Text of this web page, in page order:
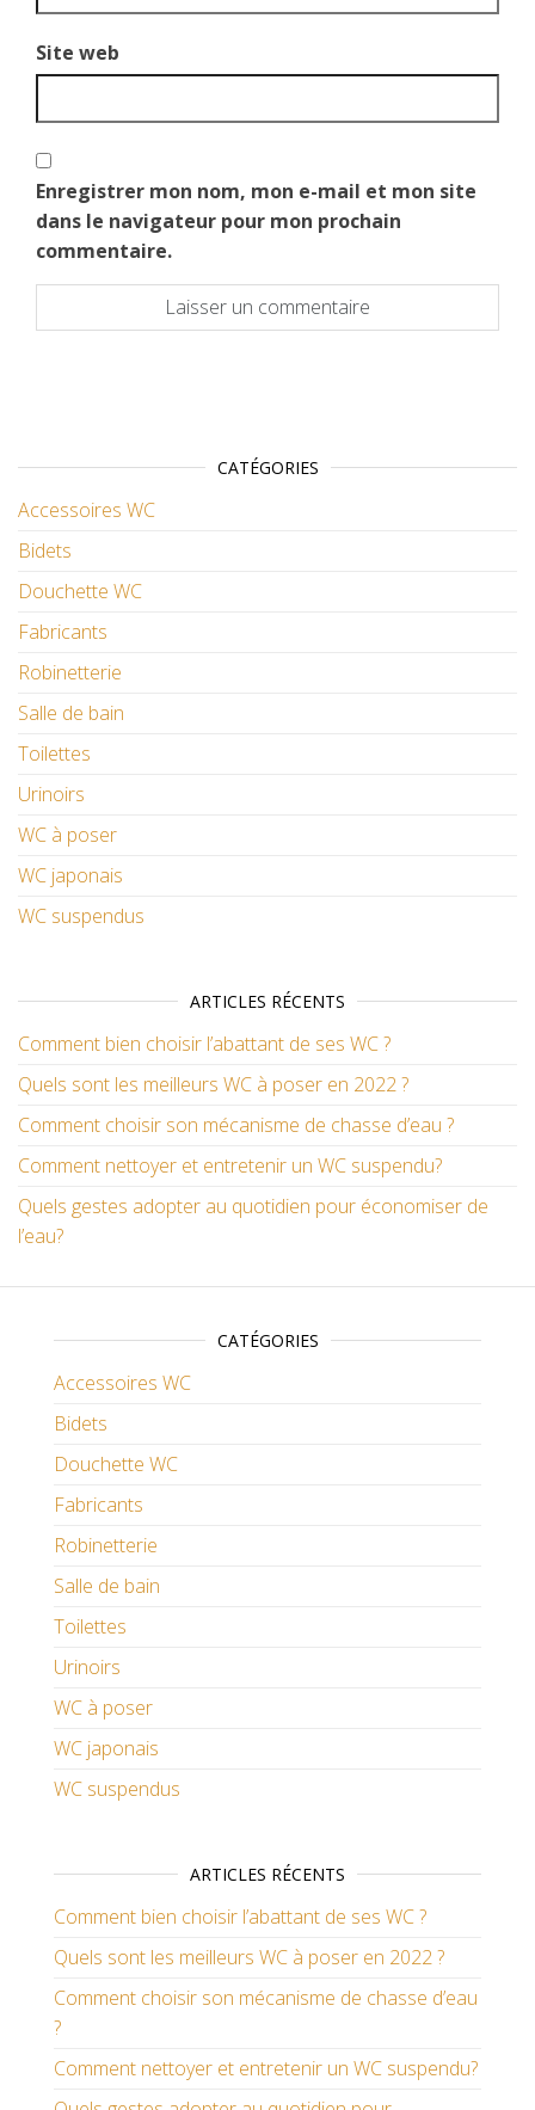
Site web
Enregistrer mon nom, mon e-mail et mon site
dans le navigateur pour mon prochain
commentaire.
CATÉGORIES
Accessoires WC
Bidets
Douchette WC
Fabricants
Robinetterie
Salle de bain
Toilettes
Urinoirs
WC à poser
WC japonais
WC suspendus
ARTICLES RÉCENTS
Comment bien choisir l’abattant de ses WC ?
Quels sont les meilleurs WC à poser en 2022 ?
Comment choisir son mécanisme de chasse d’eau ?
Comment nettoyer et entretenir un WC suspendu?
Quels gestes adopter au quotidien pour économiser de
l’eau?
CATÉGORIES
Accessoires WC
Bidets
Douchette WC
Fabricants
Robinetterie
Salle de bain
Toilettes
Urinoirs
WC à poser
WC japonais
WC suspendus
ARTICLES RÉCENTS
Comment bien choisir l’abattant de ses WC ?
Quels sont les meilleurs WC à poser en 2022 ?
Comment choisir son mécanisme de chasse d’eau
?
Comment nettoyer et entretenir un WC suspendu?